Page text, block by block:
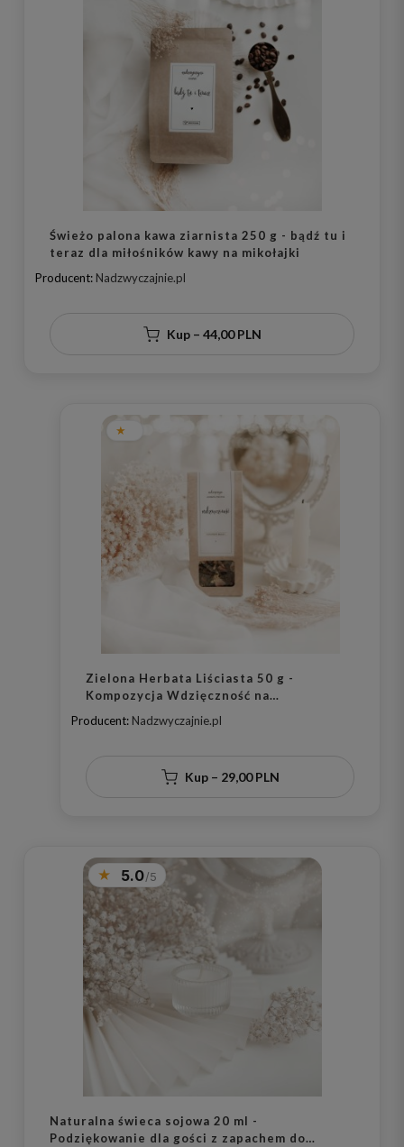
Świeżo palona kawa ziarnista 250 g - bądź tu i
teraz dla miłośników kawy na mikołajki
Producent: Nadzwyczajnie.pl
Kup – 44,00 PLN
Zielona Herbata Liściasta 50 g -
Kompozycja Wdzięczność na
Podziękowanie dla Bliskiej Osoby
Producent: Nadzwyczajnie.pl
Kup – 29,00 PLN
5.0
Naturalna świeca sojowa 20 ml -
Podziękowanie dla gości z zapachem do